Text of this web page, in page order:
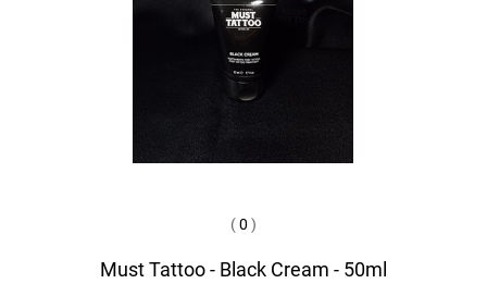
(0 )
Must Tattoo - Black Cream - 50ml